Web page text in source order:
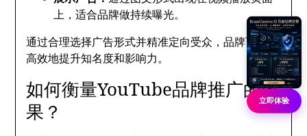
上，适合品牌做持续曝光。
通过合理选择广告形式并精准定向受众，品牌可以更
高效地提升知名度和影响力。
如何衡量YouTube品牌推广的效
果？
立即体验